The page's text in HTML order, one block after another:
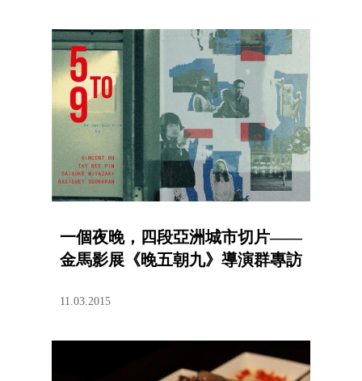
一個夜晚，四段亞洲城市切片——
金馬影展《晚五朝九》導演群專訪
11.03.2015